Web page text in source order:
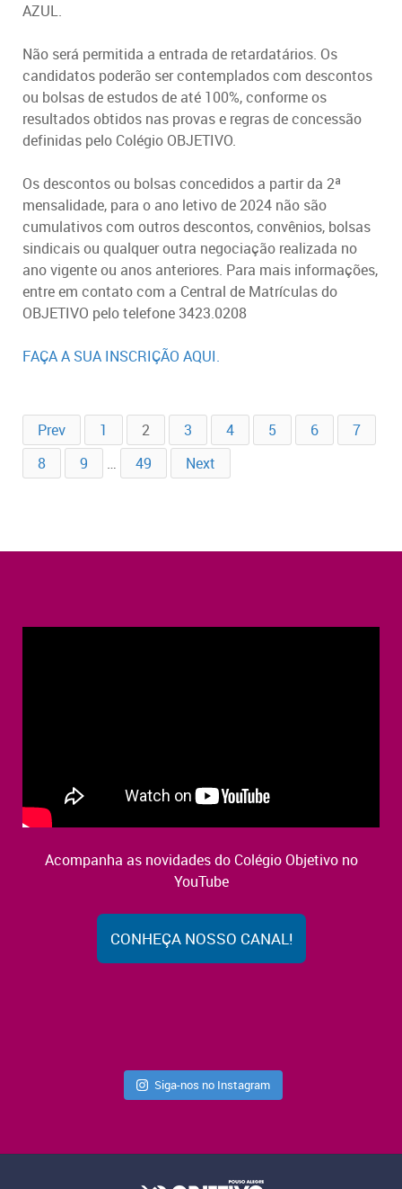
AZUL.
Não será permitida a entrada de retardatários. Os
candidatos poderão ser contemplados com descontos
ou bolsas de estudos de até 100%, conforme os
resultados obtidos nas provas e regras de concessão
definidas pelo Colégio OBJETIVO.
Os descontos ou bolsas concedidos a partir da 2ª
mensalidade, para o ano letivo de 2024 não são
cumulativos com outros descontos, convênios, bolsas
sindicais ou qualquer outra negociação realizada no
ano vigente ou anos anteriores. Para mais informações,
entre em contato com a Central de Matrículas do
OBJETIVO pelo telefone 3423.0208
FAÇA A SUA INSCRIÇÃO AQUI.
Prev 1 2 3 4 5 6
7
8
9 … 49 Next
Acompanha as novidades do Colégio Objetivo no
YouTube
CONHEÇA NOSSO CANAL!
Siga-nos no Instagram